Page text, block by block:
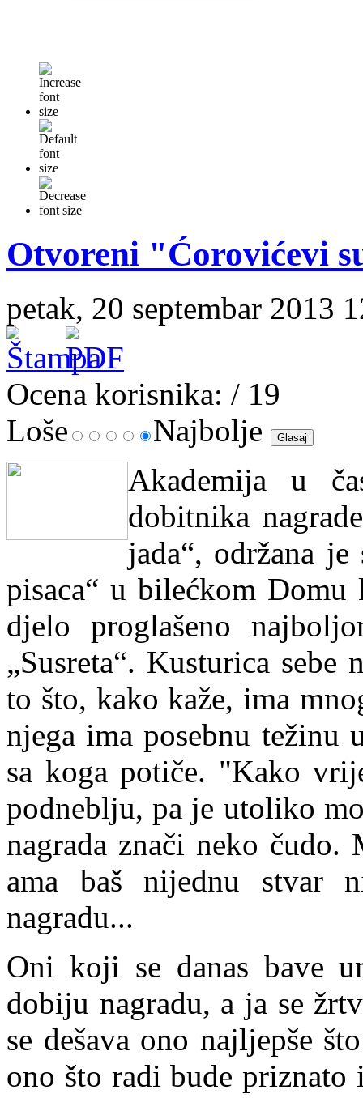
Otvoreni "Ćorovićevi
petak, 20 septembar 2013
Ocena korisnika: / 19
Loše
Najbolje
Akademija u
dobitnika
jada“, održana
pisaca“ u bilećkom
djelo proglašeno
„Susreta“. Kusturica
to što, kako kaže, ima
njega ima posebnu težinu
sa koga potiče. "Kako
podneblju, pa je utoliko
nagrada znači neko
ama baš nijednu stvar
nagradu...
Oni koji se danas bave
dobiju nagradu, a ja se
se dešava ono najljepše
ono što radi bude